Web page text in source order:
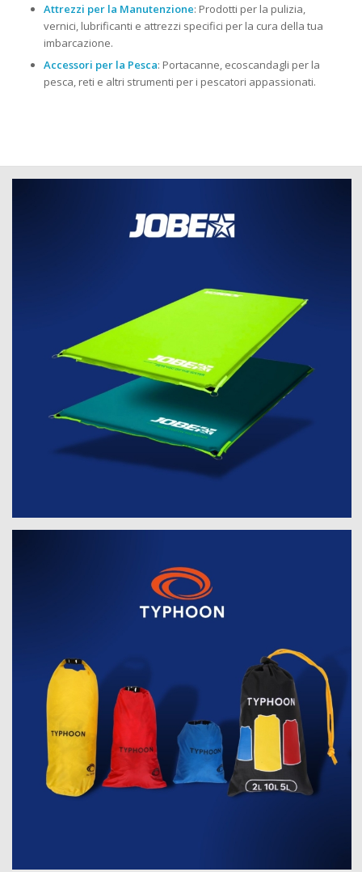
Attrezzi per la Manutenzione: Prodotti per la pulizia,
vernici, lubrificanti e attrezzi specifici per la cura della tua
imbarcazione.
Accessori per la Pesca: Portacanne, ecoscandagli per la
pesca, reti e altri strumenti per i pescatori appassionati.